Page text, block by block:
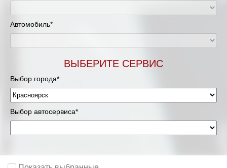
Автомобиль*
ВЫБЕРИТЕ СЕРВИС
Выбор города*
Выбор автосервиса*